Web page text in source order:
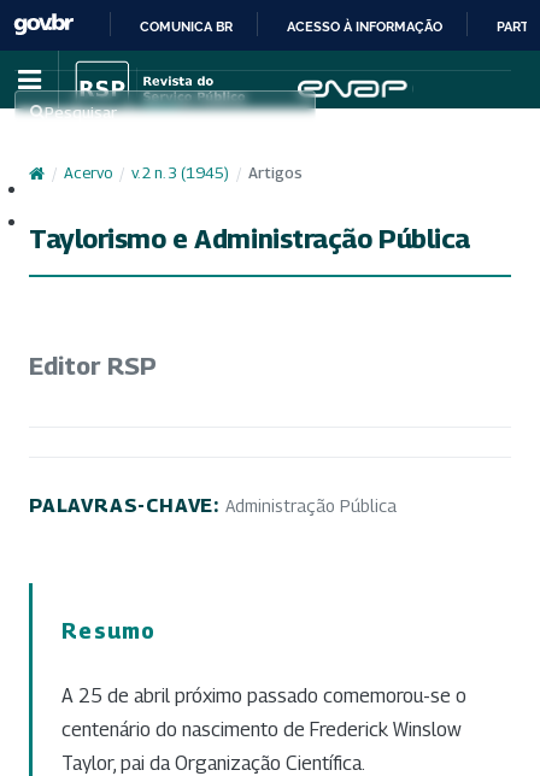
IR
PARA
CONTEÚDO
COMUNICA BR ACESSO À INFORMAÇÃO
Pesquisar
/ Acervo / v. 2 n. 3 (1945) / Artigos
Taylorismo e Administração Pública
Editor RSP
PALAVRAS-CHAVE: Administração Pública
Resumo
A 25 de abril próximo passado comemorou-se o
centenário do nascimento de Frederick Winslow
Taylor, pai da Organização Científica.